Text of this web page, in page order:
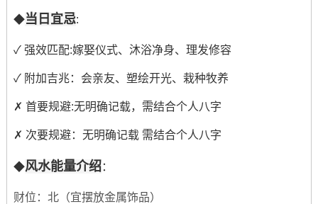
◆当日宜忌:
✓ 强效匹配:嫁娶仪式、沐浴净身、理发修容
✓ 附加吉兆：会亲友、塑绘开光、栽种牧养
✗ 首要规避:无明确记载，需结合个人八字
✗ 次要规避：无明确记载 需结合个人八字
◆风水能量介绍：
财位：北（宜摆放金属饰品）